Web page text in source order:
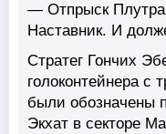
— Отпрыск
Наставник. И
Стратег Гончих
голоконтейнера с
были обозначены
Экхат в секторе